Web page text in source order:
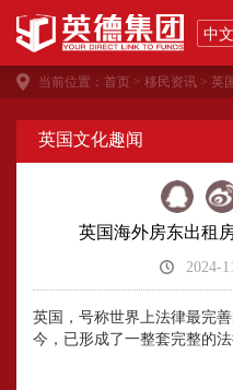
中文
当前位置： 首页 > 移民资讯 > 英
英国文化趣闻
英国海外房东出租
2024-
英国，号称世界上法律最完
今，已形成了一整套完整的法